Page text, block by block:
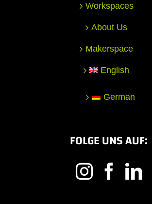
Workspaces
About Us
Makerspace
English
German
FOLGE UNS AUF: